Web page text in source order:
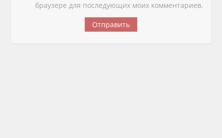
браузере для последующих моих комментариев.